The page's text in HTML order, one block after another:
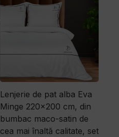
310.00lei.
Lenjerie de pat alba Eva
Minge 220×200 cm, din
bumbac maco-satin de
cea mai înaltă calitate, set